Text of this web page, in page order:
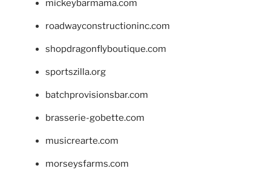
mickeybarmama.com
roadwayconstructioninc.com
shopdragonflyboutique.com
sportszilla.org
batchprovisionsbar.com
brasserie-gobette.com
musicrearte.com
morseysfarms.com